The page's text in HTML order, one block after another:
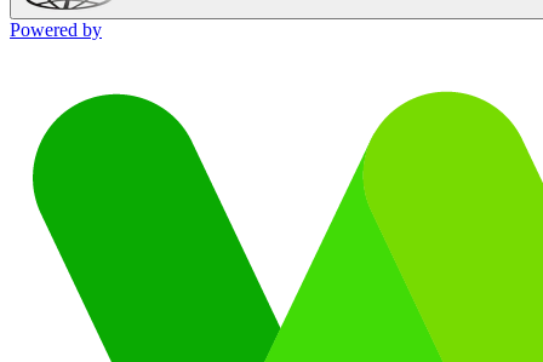
Powered by